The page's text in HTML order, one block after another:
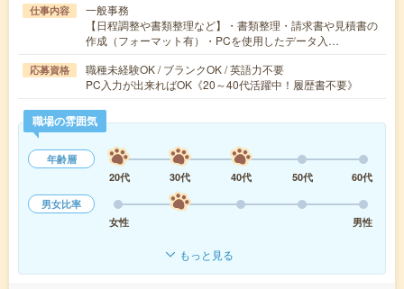
仕事内容
一般事務
【日程調整や書類整理など】・書類整理・請求書や見積書の
作成（フォーマット有）・PCを使用したデータ入…
応募資格
職種未経験OK / ブランクOK / 英語力不要
PC入力が出来ればOK《20～40代活躍中！履歴書不要》
職場の雰囲気
年齢層
20代
30代 40代 50代
60代
男女比率
女性
男性
もっと見る